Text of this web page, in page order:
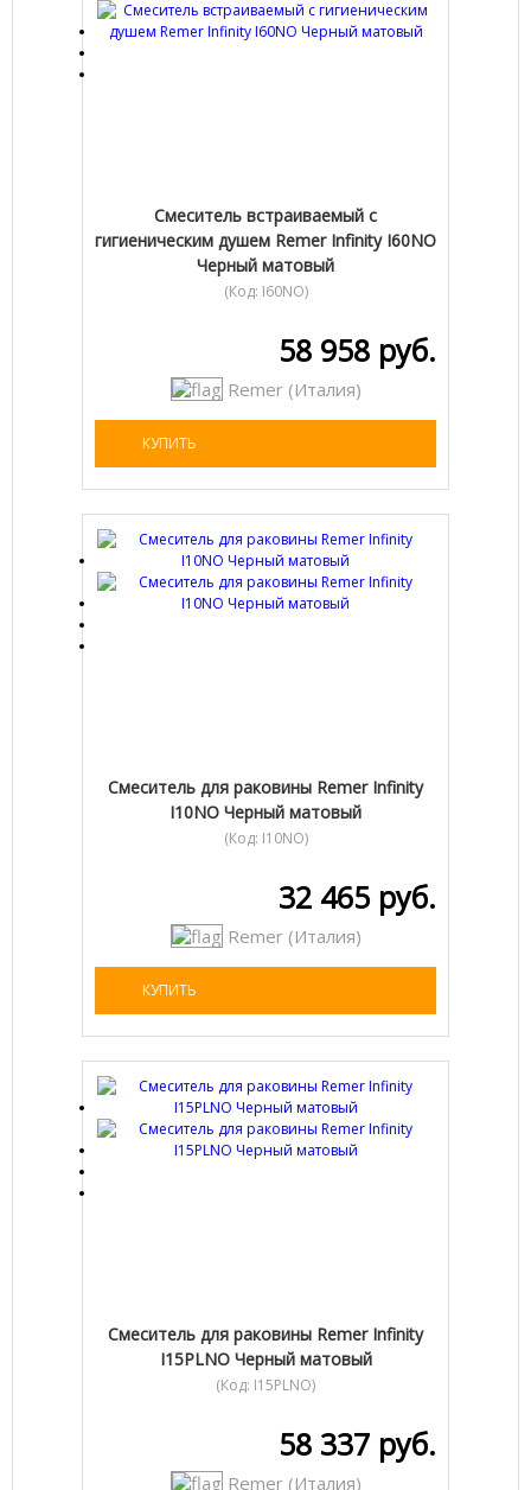
Смеситель встраиваемый с
гигиеническим душем Remer Infinity I60NO
Черный матовый
(Код: I60NO)
58 958 руб.
Remer (Италия)
КУПИТЬ
Cмеситель для раковины Remer Infinity
I10NO Черный матовый
(Код: I10NO)
32 465 руб.
Remer (Италия)
КУПИТЬ
Cмеситель для раковины Remer Infinity
I15PLNO Черный матовый
(Код: I15PLNO)
58 337 руб.
Remer (Италия)